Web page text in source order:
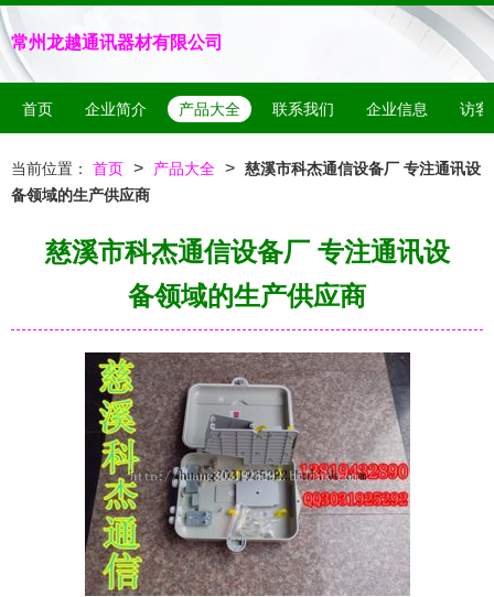
常州龙越通讯器材有限公司
首页 企业简介 产品大全 联系我们 企业信息 访客
当前位置： 首页 > 产品大全 > 慈溪市科杰通信设备厂 专注通讯设
备领域的生产供应商
慈溪市科杰通信设备厂 专注通讯设
备领域的生产供应商